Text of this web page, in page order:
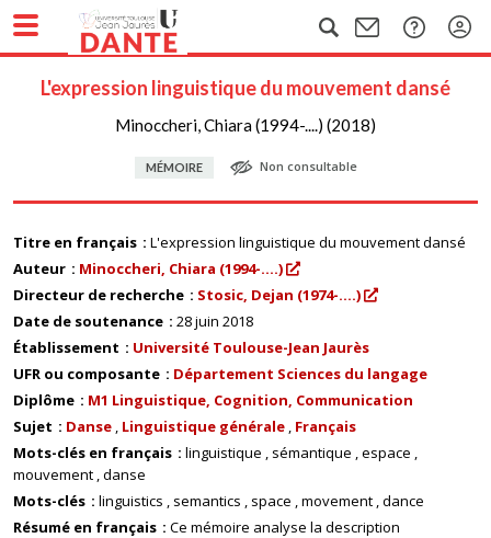
L'expression linguistique du mouvement dansé
Minoccheri, Chiara (1994-....) (2018)
MÉMOIRE Non consultable
Titre en français
L'expression linguistique du mouvement dansé
Auteur
Minoccheri, Chiara (1994-....)
Directeur de recherche
Stosic, Dejan (1974-....)
Date de soutenance
28 juin 2018
Établissement
Université Toulouse-Jean Jaurès
UFR ou composante
Département Sciences du langage
Diplôme
M1 Linguistique, Cognition, Communication
Sujet
Danse Linguistique générale Français
Mots-clés en français
linguistique sémantique espace
mouvement danse
Mots-clés
linguistics semantics space movement dance
Résumé en français
Ce mémoire analyse la description